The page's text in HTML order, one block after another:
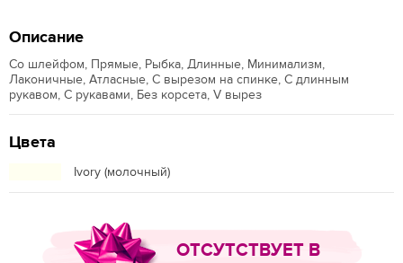
Описание
Со шлейфом, Прямые, Рыбка, Длинные, Минимализм,
Лаконичные, Атласные, С вырезом на спинке, С длинным
рукавом, С рукавами, Без корсета, V вырез
Цвета
Ivory (молочный)
ОТСУТСТВУЕТ В